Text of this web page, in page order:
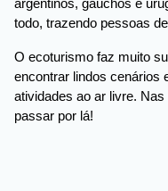
argentinos, gaúchos e
todo, trazendo pessoas
O ecoturismo faz muito
encontrar lindos cenários
atividades ao ar livre.
passar por lá!